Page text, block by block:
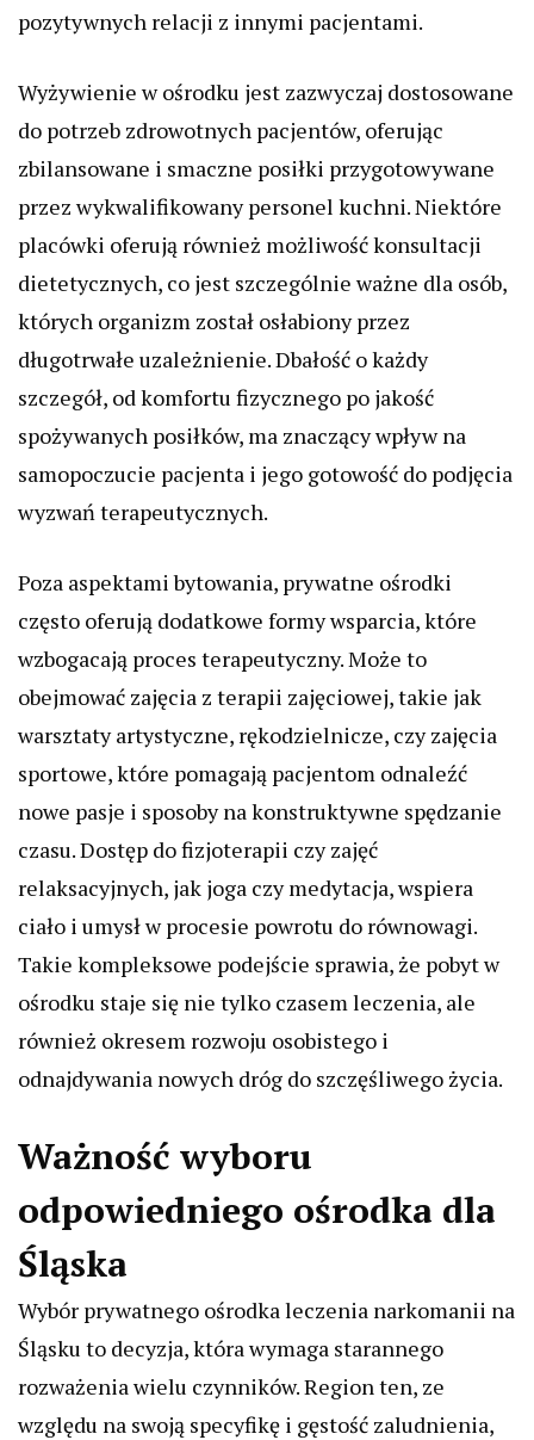
pozytywnych relacji z innymi pacjentami.
Wyżywienie w ośrodku jest zazwyczaj dostosowane
do potrzeb zdrowotnych pacjentów, oferując
zbilansowane i smaczne posiłki przygotowywane
przez wykwalifikowany personel kuchni. Niektóre
placówki oferują również możliwość konsultacji
dietetycznych, co jest szczególnie ważne dla osób,
których organizm został osłabiony przez
długotrwałe uzależnienie. Dbałość o każdy
szczegół, od komfortu fizycznego po jakość
spożywanych posiłków, ma znaczący wpływ na
samopoczucie pacjenta i jego gotowość do podjęcia
wyzwań terapeutycznych.
Poza aspektami bytowania, prywatne ośrodki
często oferują dodatkowe formy wsparcia, które
wzbogacają proces terapeutyczny. Może to
obejmować zajęcia z terapii zajęciowej, takie jak
warsztaty artystyczne, rękodzielnicze, czy zajęcia
sportowe, które pomagają pacjentom odnaleźć
nowe pasje i sposoby na konstruktywne spędzanie
czasu. Dostęp do fizjoterapii czy zajęć
relaksacyjnych, jak joga czy medytacja, wspiera
ciało i umysł w procesie powrotu do równowagi.
Takie kompleksowe podejście sprawia, że pobyt w
ośrodku staje się nie tylko czasem leczenia, ale
również okresem rozwoju osobistego i
odnajdywania nowych dróg do szczęśliwego życia.
Ważność wyboru
odpowiedniego ośrodka dla
Śląska
Wybór prywatnego ośrodka leczenia narkomanii na
Śląsku to decyzja, która wymaga starannego
rozważenia wielu czynników. Region ten, ze
względu na swoją specyfikę i gęstość zaludnienia,